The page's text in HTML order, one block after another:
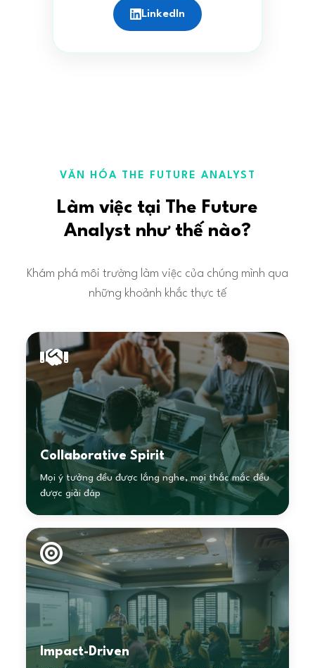
LinkedIn
VĂN HÓA THE FUTURE ANALYST
Làm việc tại The Future
Analyst như thế nào?
Khám phá môi trường làm việc của chúng mình qua
những khoảnh khắc thực tế
Collaborative Spirit
Mọi ý tưởng đều được lắng nghe, mọi thắc mắc đều
được giải đáp
Impact-Driven